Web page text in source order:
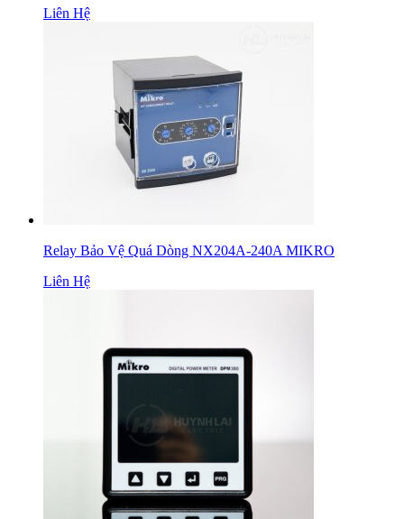
Liên Hệ
Relay Bảo Vệ Quá Dòng NX204A-240A MIKRO
Liên Hệ